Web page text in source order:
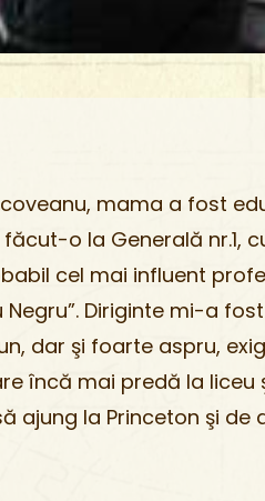
mama a fost
o la Generală nr.1,
cel mai influent
Diriginte mi-a
dar şi foarte aspru,
încă mai predă la liceu
ajung la Princeton şi de